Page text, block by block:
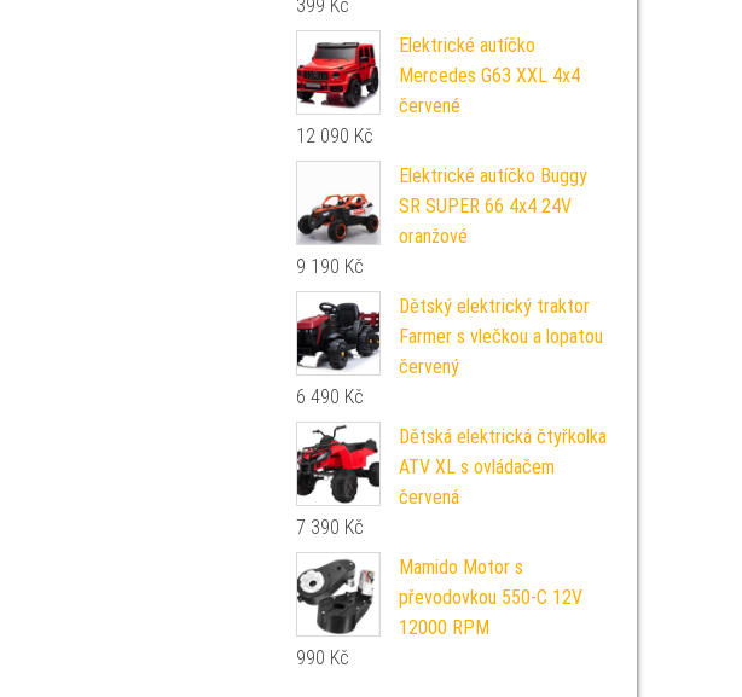
399 Kč
Elektrické autíčko
Mercedes G63 XXL 4x4
červené
12 090 Kč
Elektrické autíčko Buggy
SR SUPER 66 4x4 24V
oranžové
9 190 Kč
Dětský elektrický traktor
Farmer s vlečkou a lopatou
červený
6 490 Kč
Dětská elektrická čtyřkolka
ATV XL s ovládačem
červená
7 390 Kč
Mamido Motor s
převodovkou 550-C 12V
12000 RPM
990 Kč